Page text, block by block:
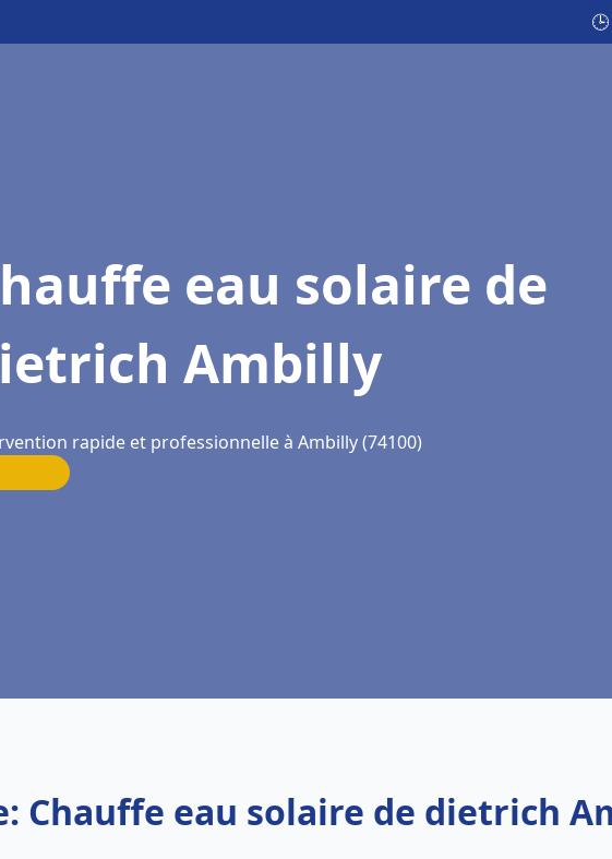
eau solaire de
Ambilly
rapide et professionnelle à Ambilly (74100)
Chauffe eau solaire de dietrich